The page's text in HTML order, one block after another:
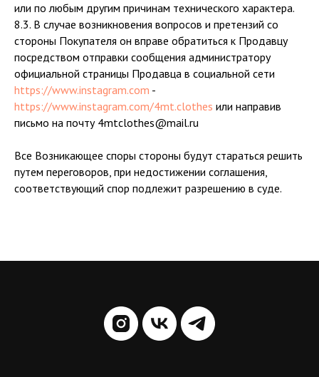
или по любым другим причинам технического характера.
8.3. В случае возникновения вопросов и претензий со
стороны Покупателя он вправе обратиться к Продавцу
посредством отправки сообщения администратору
официальной страницы Продавца в социальной сети
https://www.instagram.com -
https://www.instagram.com/4mt.clothes или направив
письмо на почту 4mtclothes@mail.ru
Все Возникающее споры стороны будут стараться решить
путем переговоров, при недостижении соглашения,
соответствующий спор подлежит разрешению в суде.